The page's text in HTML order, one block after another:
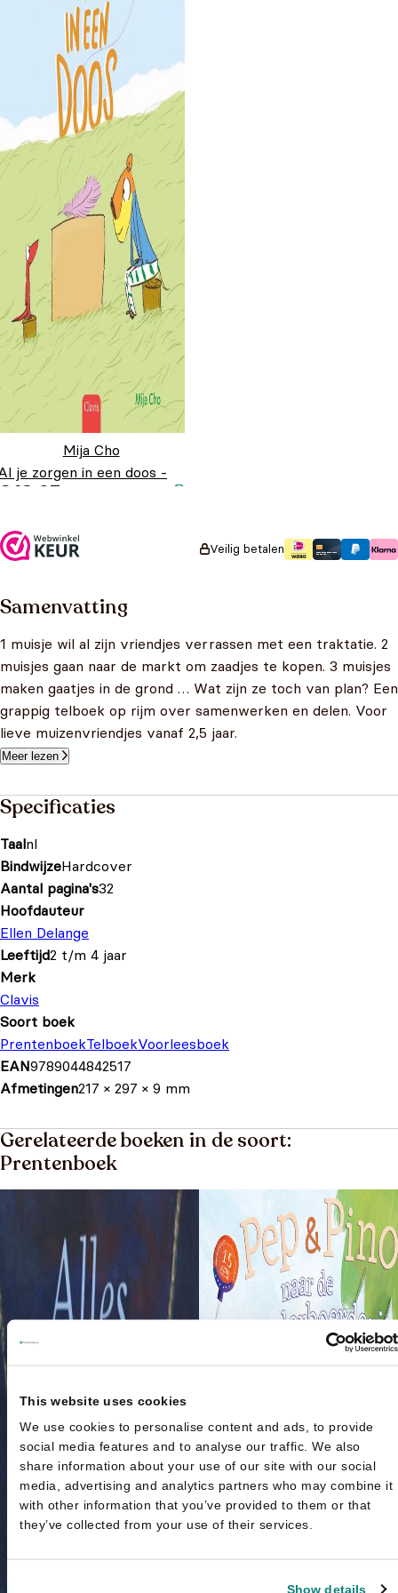
This website uses cookies
We use cookies to personalise content and ads, to provide
social media features and to analyse our traffic. We also
share information about your use of our site with our social
media, advertising and analytics partners who may combine it
with other information that you’ve provided to them or that
they’ve collected from your use of their services.
Show details
Mija Cho
je zorgen in een doos -
18,95
Veilig betalen
Samenvatting
1 muisje wil al zijn vriendjes verrassen met een traktatie. 2
muisjes gaan naar de markt om zaadjes te kopen. 3 muisjes
maken gaatjes in de grond … Wat zijn ze toch van plan? Een
grappig telboek op rijm over samenwerken en delen. Voor
lieve muizenvriendjes vanaf 2,5 jaar.
Meer lezen
Specificaties
Taalnl
BindwijzeHardcover
Aantal pagina's32
Hoofdauteur
Ellen Delange
Leeftijd2 t/m 4 jaar
Merk
Clavis
Soort boek
PrentenboekTelboekVoorleesboek
EAN9789044842517
Afmetingen217 × 297 × 9 mm
Gerelateerde boeken in de soort:
Prentenboek